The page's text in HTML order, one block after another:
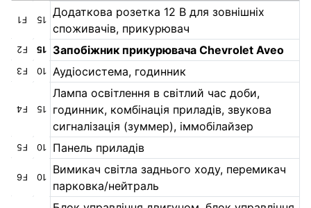
F1 15
Додаткова розетка 12 В для зовнішніх
споживачів, прикурювач
F2 15 Запобіжник прикурювача Chevrolet Aveo
F3 10 Аудіосистема, годинник
F4 15
Лампа освітлення в світлий час доби,
годинник, комбінація приладів, звукова
сигналізація (зуммер), іммобілайзер
F5 10 Панель приладів
F6 10
Вимикач світла заднього ходу, перемикач
парковка/нейтраль